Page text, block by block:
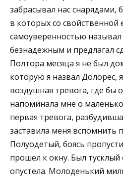
забрасывал нас снарядами,
в которых со свойственной
самоуверенностью
безнадежным и предлагал
Полтора месяца я не был
которую я назвал Долорес,
воздушная тревога, где бы
напоминала мне о
первая тревога,
заставила меня вспомнить
Полуодетый, боясь
прошел к окну. Был
опустела. Молоденький